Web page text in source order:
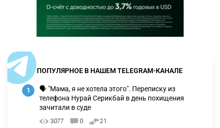
ПОПУЛЯРНОЕ В НАШЕМ TELEGRAM-КАНАЛЕ
1
🗣 "Мама, я не хотела этого". Переписку из
телефона Нурай Серикбай в день похищения
зачитали в суде
3077 0 21